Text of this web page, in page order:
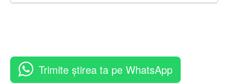
Trimite știrea ta pe WhatsApp